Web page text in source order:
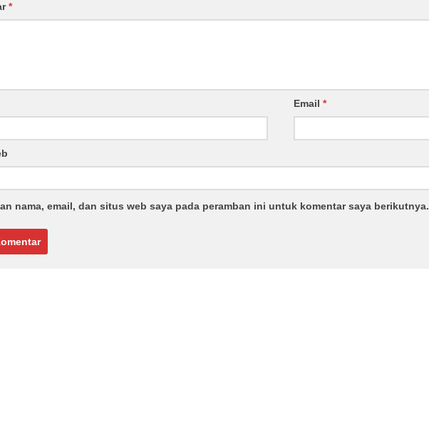
*
Email*
nama, email, dan situs web saya pada peramban ini untuk komentar saya berikutnya.